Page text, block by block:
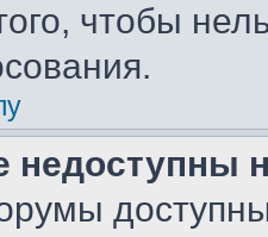
чтобы
недоступны